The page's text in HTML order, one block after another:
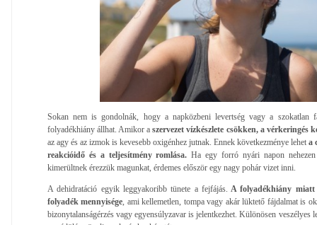
Sokan nem is gondolnák, hogy a napközbeni levertség vagy a szokatlan
folyadékhiány állhat. Amikor aszervezet vízkészlete csökken, a
az agy és az izmok is kevesebb oxigénhez jutnak. Ennek következménye lehet a
reakcióidő és a teljesítmény romlása.Ha egy forró nyári napon
kimerültnek érezzük magunkat, érdemes először egy nagy pohár vizet inni.
A dehidratáció egyik leggyakoribb tünete a fejfájás. A folyadékhiány
folyadék mennyisége , ami kellemetlen, tompa vagy akár lüktető fájdalmat is
bizonytalanságérzés vagy egyensúlyzavar is jelentkezhet. Különösen veszélyes